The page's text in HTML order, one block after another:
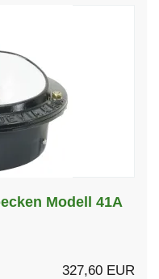
Modell 41A
327,60 EUR